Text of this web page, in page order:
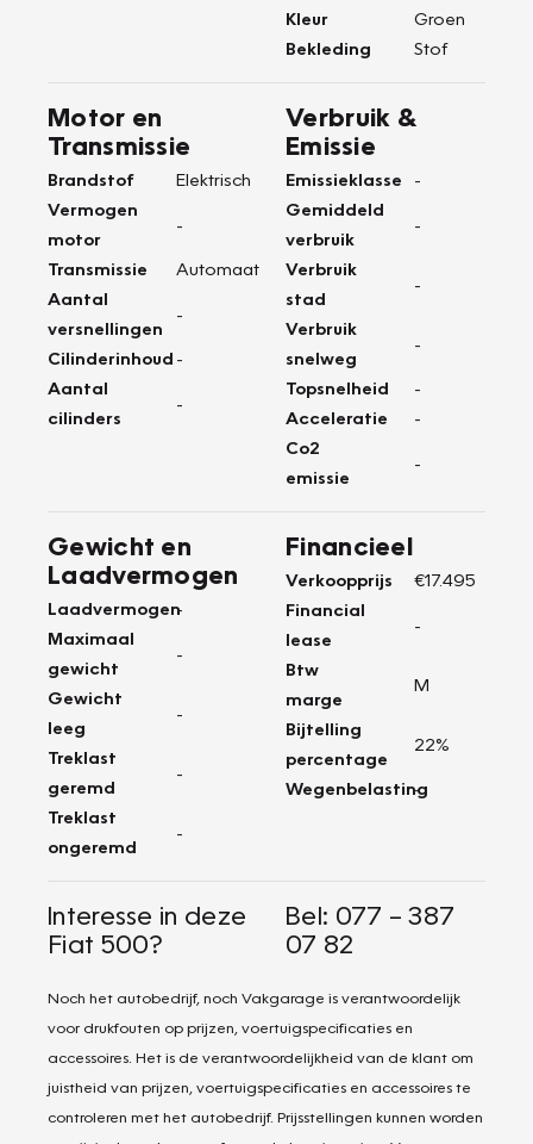
Kleur
Groen
Bekleding
Stof
Motor en
Transmissie
Brandstof
Elektrisch
Vermogen
motor
-
Transmissie
Automaat
Aantal
versnellingen
-
Cilinderinhoud -
Aantal
cilinders
-
Verbruik &
Emissie
Emissieklasse
-
Gemiddeld
verbruik
-
Verbruik
stad
-
Verbruik
snelweg
-
Topsnelheid
-
Acceleratie
-
Co2
emissie
-
Gewicht en
Laadvermogen
Laadvermogen-
Maximaal
gewicht
-
Gewicht
leeg
-
Treklast
geremd
-
Treklast
ongeremd
-
Financieel
Verkoopprijs
€17.495
Financial
lease
-
Btw
marge
M
Bijtelling
percentage
22%
Wegenbelasting
-
Interesse in deze
Fiat 500?
Bel: 077 – 387
07 82
Noch het autobedrijf, noch Vakgarage is verantwoordelijk
voor drukfouten op prijzen, voertuigspecificaties en
accessoires. Het is de verantwoordelijkheid van de klant om
juistheid van prijzen, voertuigspecificaties en accessoires te
controleren met het autobedrijf. Prijsstellingen kunnen worden